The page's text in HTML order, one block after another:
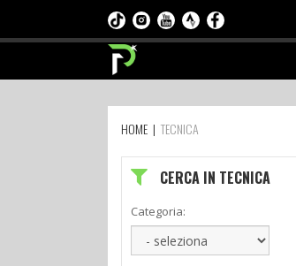
HOME | TECNICA
CERCA IN TECNICA
Categoria: